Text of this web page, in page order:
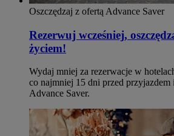
Oszczędzaj z ofertą Advance Saver
Rezerwuj wcześniej,
życiem!
Wydaj mniej za rezerwacje w
co najmniej 15 dni przed
Advance Saver.